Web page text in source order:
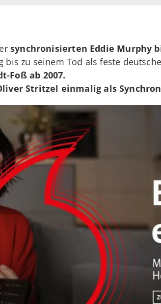
synchronisierten Eddie Murphy
bis zu seinem Tod als feste
Foß ab 2007.
Stritzel einmalig als